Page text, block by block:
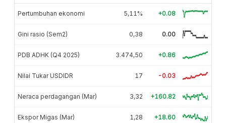
Pertumbuhan ekonomi 5,11% +0.08
Gini rasio (Sem2) 0,38 0.00
PDB ADHK (Q4 2025) 3.474,50 +0.86
Nilai Tukar USDIDR 17 -0.03
Neraca perdagangan (Mar) 3,32 +160.82
Ekspor Migas (Mar) 1,28 +18.60